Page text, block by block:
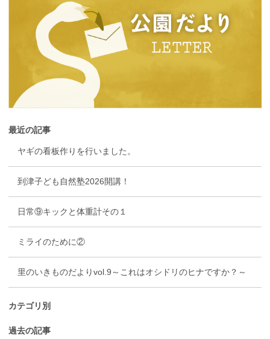
最近の記事
ヤギの看板作りを行いました。
到津子ども自然塾2026開講！
日常⑨キックと体重計その１
ミライのために②
里のいきものだよりvol.9～これはオシドリのヒナですか？～
カテゴリ別
過去の記事